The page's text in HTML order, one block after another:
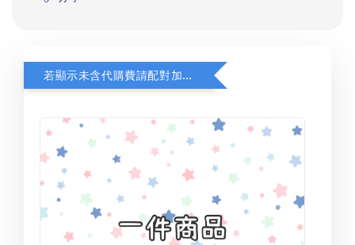
若顯示未含代購費請配對加購(未加購視同無效訂單)